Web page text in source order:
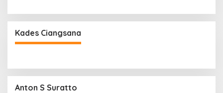
Kades Ciangsana
Anton S Suratto